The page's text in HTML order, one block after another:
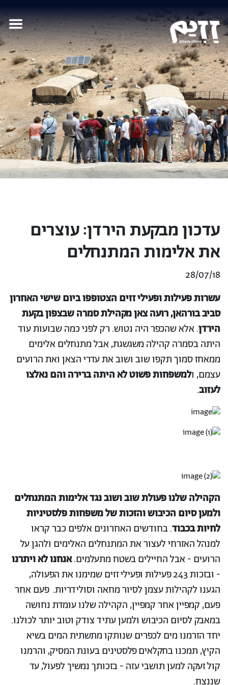
עדכון מבקעת הירדן: עוצרים
את אלימות המתנחלים
28/07/18
עשרות פעילות ופעילי זזים הצטופפו ביום שישי האחרון
סביב בורהאן, רועה צאן מקהילת סמרה שבצפון בקעת
הירדן. אלא שהכפר היה נטוש. רק לפני כמה שבועות עוד
היתה בסמרה קהילה משגשגת, אבל מתנחלים אלימים
ממאחז סמוך תקפו שוב ושוב את עדרי הצאן ואת הרועים
עצמם, ולמשפחות פשוט לא היתה ברירה והם נאלצו
לעזוב.
הקהילה שלנו פעולת שוב ושוב נגד אלימות המתנחלים
ולמען סיום הכיבוש והזכות של משפחות פלסטיניות
לחיות בכבוד. בחודשים האחרונים אלפים כבר קראו
למנהל האזרחי לעצור את המתנחלים האלימים ולהגן על
הרועים - אבל החיילים בשטח מתעלמים.אנחנו לא ויתרנו
- ובזכות 243 פעילות ופעילי זזים שמימנו את הפעולה,
הגענו לקהילות עצמן לסיור מחאה וסולידריות. פעם אחר
פעם, קמפיין אחר קמפיין, הקהילה שלנו עומדת נחושה
במאבק לסיום הכיבוש ולמען עתיד צודק וטוב יותר לכולנו.
יחד הזרמנו מים לכפרים שנותקו מתשתית המים בשיא
הקיץ, תמכנו בחקלאים פלסטינים בעונת המסיק, והרמנו
קול זעקה למען תושבי עזה - בזכותך נמשיך לפעול, עד
שננצח.